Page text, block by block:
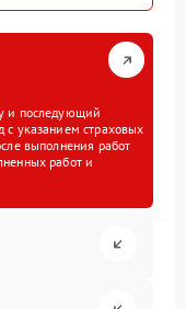
и последующий
с указанием страховых
выполнения работ
работ и